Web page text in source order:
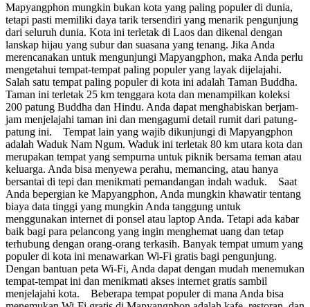
Mapyangphon mungkin bukan kota yang paling populer di dunia,
tetapi pasti memiliki daya tarik tersendiri yang menarik pengunjung
dari seluruh dunia. Kota ini terletak di Laos dan dikenal dengan
lanskap hijau yang subur dan suasana yang tenang. Jika Anda
merencanakan untuk mengunjungi Mapyangphon, maka Anda perlu
mengetahui tempat-tempat paling populer yang layak dijelajahi.
Salah satu tempat paling populer di kota ini adalah Taman Buddha.
Taman ini terletak 25 km tenggara kota dan menampilkan koleksi
200 patung Buddha dan Hindu. Anda dapat menghabiskan berjam-
jam menjelajahi taman ini dan mengagumi detail rumit dari patung-
patung ini. Tempat lain yang wajib dikunjungi di Mapyangphon
adalah Waduk Nam Ngum. Waduk ini terletak 80 km utara kota dan
merupakan tempat yang sempurna untuk piknik bersama teman atau
keluarga. Anda bisa menyewa perahu, memancing, atau hanya
bersantai di tepi dan menikmati pemandangan indah waduk. Saat
Anda bepergian ke Mapyangphon, Anda mungkin khawatir tentang
biaya data tinggi yang mungkin Anda tanggung untuk
menggunakan internet di ponsel atau laptop Anda. Tetapi ada kabar
baik bagi para pelancong yang ingin menghemat uang dan tetap
terhubung dengan orang-orang terkasih. Banyak tempat umum yang
populer di kota ini menawarkan Wi-Fi gratis bagi pengunjung.
Dengan bantuan peta Wi-Fi, Anda dapat dengan mudah menemukan
tempat-tempat ini dan menikmati akses internet gratis sambil
menjelajahi kota. Beberapa tempat populer di mana Anda bisa